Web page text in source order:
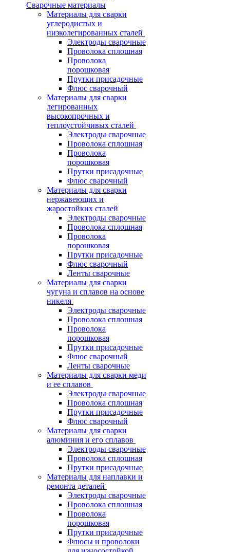
Сварочные материалы
Материалы для сварки
углеродистых и
низколегированных сталей
Электроды сварочные
Проволока сплошная
Проволока
порошковая
Прутки присадочные
Флюс сварочный
Материалы для сварки
легированных
высокопрочных и
теплоустойчивых сталей
Электроды сварочные
Проволока сплошная
Проволока
порошковая
Прутки присадочные
Флюс сварочный
Материалы для сварки
нержавеющих и
жаростойких сталей
Электроды сварочные
Проволока сплошная
Проволока
порошковая
Прутки присадочные
Флюс сварочный
Ленты сварочные
Материалы для сварки
чугуна и сплавов на основе
никеля
Электроды сварочные
Проволока сплошная
Проволока
порошковая
Прутки присадочные
Флюс сварочный
Ленты сварочные
Материалы для сварки меди
и ее сплавов
Электроды сварочные
Проволока сплошная
Прутки присадочные
Флюс сварочный
Материалы для сварки
алюминия и его сплавов
Электроды сварочные
Проволока сплошная
Прутки присадочные
Материалы для наплавки и
ремонта деталей
Электроды сварочные
Проволока сплошная
Проволока
порошковая
Прутки присадочные
Флюсы и проволоки